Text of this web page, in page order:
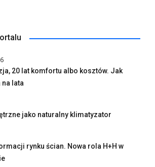
20 lat komfortu albo kosztów. Jak
na lata
jako naturalny klimatyzator
rynku ścian. Nowa rola H+H w